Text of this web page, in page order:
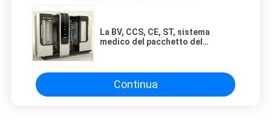
La BV, CCS, CE, ST, sistema
medico del pacchetto del
Continua